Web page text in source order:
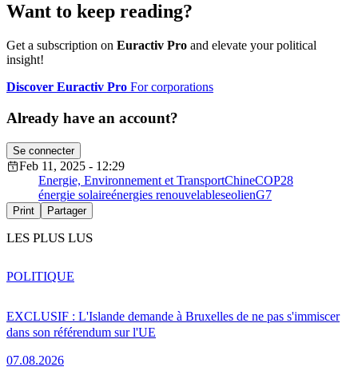
Want to keep reading?
Get a subscription on Euractiv Pro and elevate your political
insight!
Discover Euractiv Pro For corporations
Already have an account?
Se connecter
Feb 11, 2025 - 12:29
Energie, Environnement et TransportChineCOP28
énergie solaireénergies renouvelableseolienG7
Print Partager
LES PLUS LUS
EXCLUSIF : L'Islande demande à Bruxelles de ne pas s'immiscer
dans son référendum sur l'UE
07.08.2026
POLITIQUE